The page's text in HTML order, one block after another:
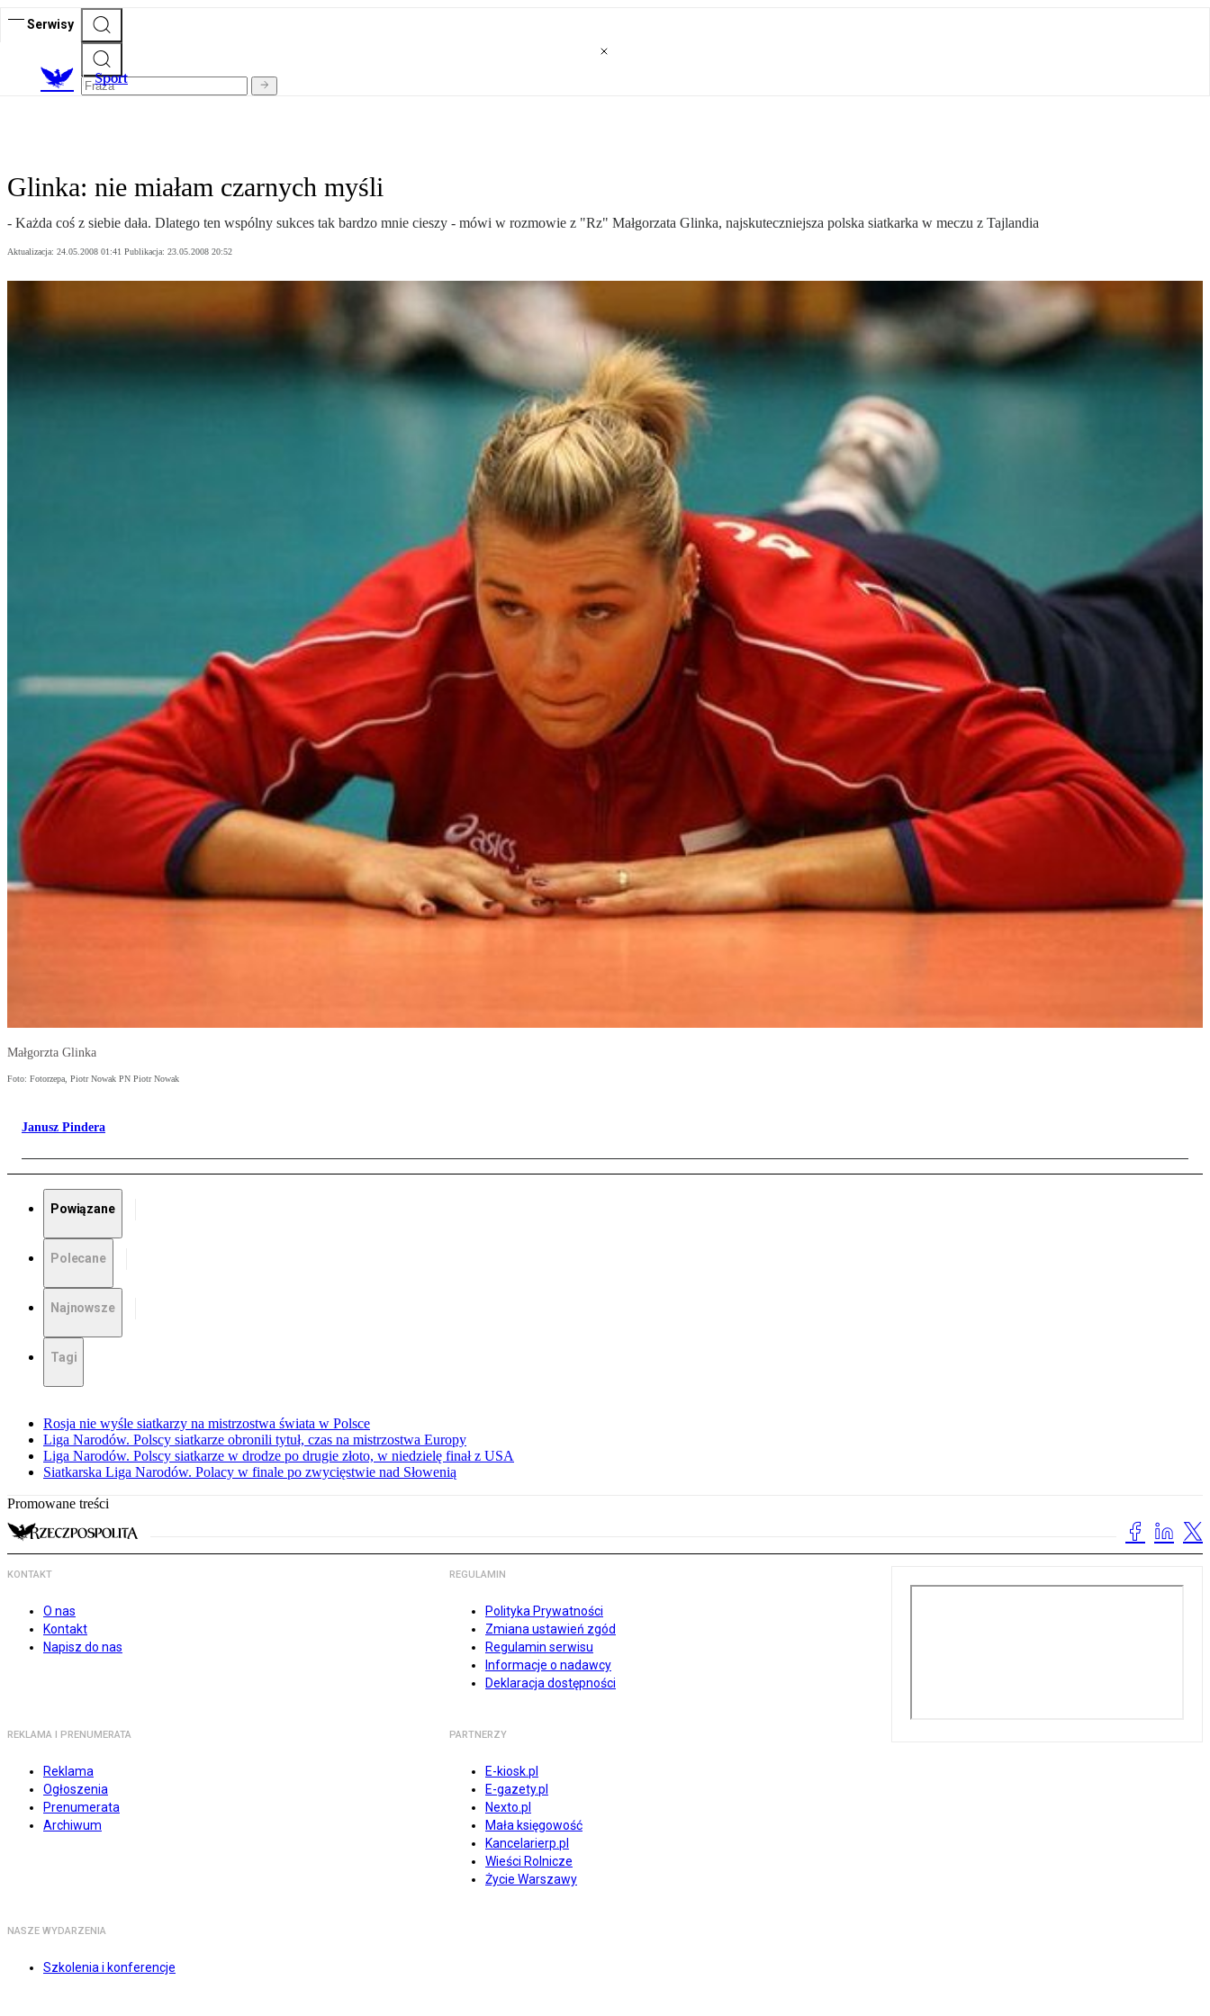
Serwisy
Sport
Glinka: nie miałam czarnych myśli
- Każda coś z siebie dała. Dlatego ten wspólny sukces tak bardzo mnie cieszy - mówi w rozmowie z "Rz" Małgorzata Glinka, najskuteczniejsza polska siatkarka w meczu z Tajlandia
Aktualizacja: 24.05.2008 01:41 Publikacja: 23.05.2008 20:52
Małgorzta Glinka
Foto: Fotorzepa, Piotr Nowak PN Piotr Nowak
Janusz Pindera
Powiązane
Polecane
Najnowsze
Tagi
Rosja nie wyśle siatkarzy na mistrzostwa świata w Polsce
Liga Narodów. Polscy siatkarze obronili tytuł, czas na mistrzostwa Europy
Liga Narodów. Polscy siatkarze w drodze po drugie złoto, w niedzielę finał z USA
Siatkarska Liga Narodów. Polacy w finale po zwycięstwie nad Słowenią
Promowane treści
KONTAKT
O nas
Kontakt
Napisz do nas
REGULAMIN
Polityka Prywatności
Zmiana ustawień zgód
Regulamin serwisu
Informacje o nadawcy
Deklaracja dostępności
REKLAMA I PRENUMERATA
Reklama
Ogłoszenia
Prenumerata
Archiwum
PARTNERZY
E-kiosk.pl
E-gazety.pl
Nexto.pl
Mała księgowość
Kancelarierp.pl
Wieści Rolnicze
Życie Warszawy
NASZE WYDARZENIA
Szkolenia i konferencje